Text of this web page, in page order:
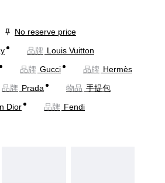
No reserve price
品牌 Louis Vuitton
品牌 Gucci 品牌 Hermès
品牌 Prada 物品 手提包
Dior 品牌 Fendi